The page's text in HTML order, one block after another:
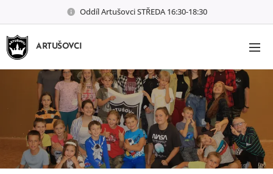
Oddíl Artušovci STŘEDA 16:30-18:30
ARTUŠOVCI